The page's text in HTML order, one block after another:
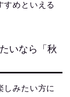
すめといえる
いなら「秋
しみたい方に